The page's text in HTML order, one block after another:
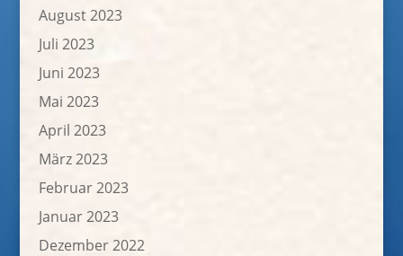
August 2023
Juli 2023
Juni 2023
Mai 2023
April 2023
März 2023
Februar 2023
Januar 2023
Dezember 2022